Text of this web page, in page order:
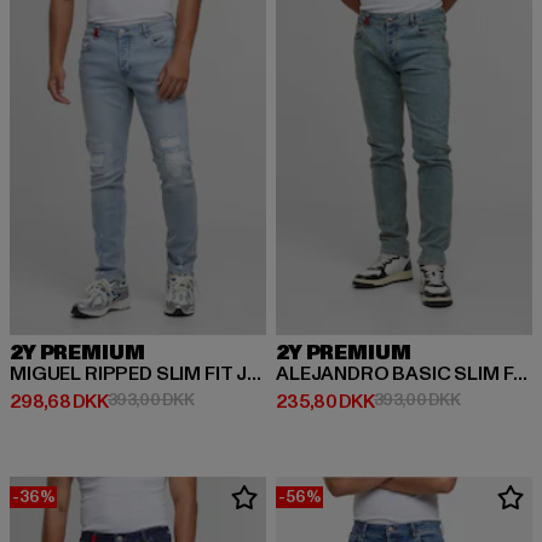
2Y PREMIUM
MIGUEL RIPPED SLIM FIT JEANS
298,68 DKK
Nuværende pris: 298,68 DKK
393,00 DKKKampagnepris: 393,00 DKK
2Y PREMIUM
ALEJANDRO BASIC SLIM FIT JEANS
235,80 DKK
Nuværende pris: 235,80 DKK
393,00 DKK
-36% -56%